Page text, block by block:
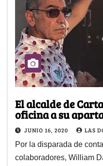
El alcalde de
oficina a su
JUNIO 16, 2020 LAS
Por la disparada de
colaboradores, William